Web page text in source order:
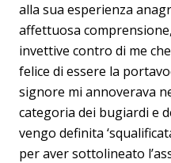
alla sua esperienza
affettuosa
invettive contro di me
felice di essere la
signore mi annoverava
categoria dei bugiardi e
vengo definita
per aver sottolineato